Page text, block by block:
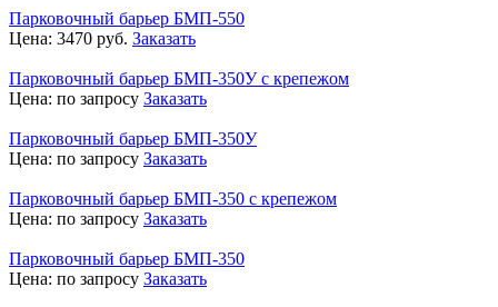
Парковочный барьер БМП-550
Цена: 3470 руб. Заказать
Парковочный барьер БМП-350У с крепежом
Цена: по запросу Заказать
Парковочный барьер БМП-350У
Цена: по запросу Заказать
Парковочный барьер БМП-350 с крепежом
Цена: по запросу Заказать
Парковочный барьер БМП-350
Цена: по запросу Заказать